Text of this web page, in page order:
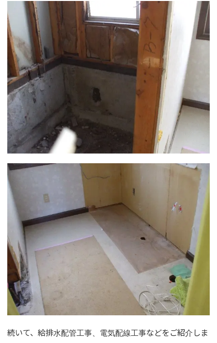
続いて、給排水配管工事、電気配線工事などをご紹介しま